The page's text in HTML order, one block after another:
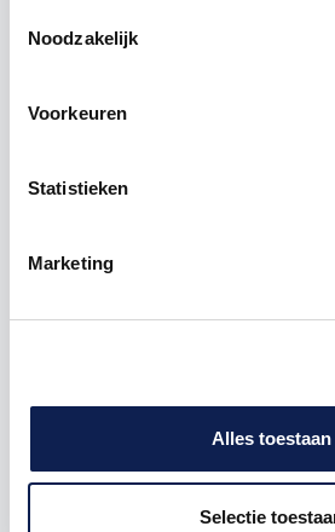
Noodzakelijk
Voorkeuren
Statistieken
Marketing
Alles toestaan
Selectie
Afmeting B x H
Duurzame auto van
alleautostickers
UV en waterproof
kwaliteit komt mede door de
alleauto stickers
aanbrengen.
aangbracht. Dit beschermt de
een zeer lange
Voor vragen zijn wij altijd per email
info@stickermaster.nl